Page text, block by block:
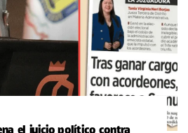
el juicio político contra